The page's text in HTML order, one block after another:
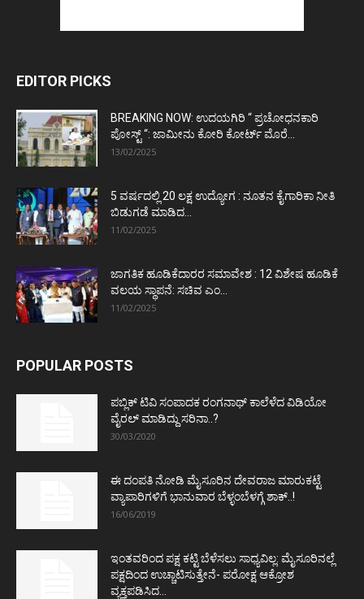
EDITOR PICKS
BREAKING NOW: ಉದಯಗಿರಿ “ ಪ್ರಚೋಧನಕಾರಿ
ಪೋಸ್ಟ್‌ “: ಜಾಮೀನು ಕೋರಿ ಕೋರ್ಟ್‌ ಮೊರೆ...
13/02/2025
5 ವರ್ಷದಲ್ಲಿ 20 ಲಕ್ಷ ಉದ್ಯೋಗ : ನೂತನ ಕೈಗಾರಿಕಾ ನೀತಿ
ಬಿಡುಗಡೆ ಮಾಡಿದ...
11/02/2025
ಜಾಗತಿಕ ಹೂಡಿಕೆದಾರರ ಸಮಾವೇಶ : 12 ವಿಶೇಷ ಹೂಡಿಕೆ
ವಲಯ ಸ್ಥಾಪನೆ: ಸಚಿವ ಎಂ...
11/02/2025
POPULAR POSTS
ಪಬ್ಲಿಕ್ ಟಿವಿ ಸಂಪಾದಕ ರಂಗನಾಥ್ ಕಾಲೆಳೆದ ವಿಡಿಯೋ
ವೈರಲ್ ಮಾಡಿದ್ದು ಸರಿನಾ..?
30/03/2020
ಈ ದಂಪತಿ ನೋಡಿ ಮೈಸೂರಿನ ದೇವರಾಜ ಮಾರುಕಟ್ಟೆ
ವ್ಯಾಪಾರಿಗಳಿಗೆ ಭಾನುವಾರ ಬೆಳ್ಳಂಬೆಳಗ್ಗೆ ಶಾಕ್..!
16/06/2019
ಇಂತವರಿಂದ ಪಕ್ಷ ಕಟ್ಟಿ ಬೆಳೆಸಲು ಸಾಧ್ಯವಿಲ್ಲ: ಮೈಸೂರಿನಲ್ಲೆ
ಪಕ್ಷದಿಂದ ಉಚ್ಚಾಟಿಸುತ್ತೇನೆ- ಪರೋಕ್ಷ ಆಕ್ರೋಶ
ವ್ಯಕ್ತಪಡಿಸಿದ...